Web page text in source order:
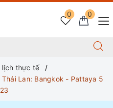
0
0
lịch thực tế
Lan: Bangkok - Pattaya 5